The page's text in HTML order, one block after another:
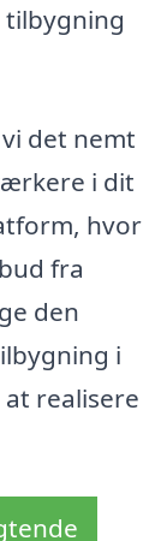
det nemt
i dit
hvor
fra
den
i
realisere